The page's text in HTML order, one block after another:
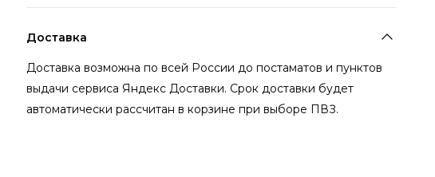
Доставка
Доставка возможна по всей России до постаматов и пунктов
выдачи сервиса Яндекс Доставки. Срок доставки будет
автоматически рассчитан в корзине при выборе ПВЗ.